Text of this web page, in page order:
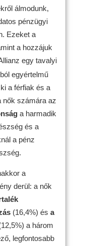
álmodunk,
pénzügyi
Ezeket a
a hozzájuk
egy tavalyi
egyértelmű
a férfiak és a
nők számára az
a harmadik
és a
a pénz
a
derül: a nők
(16,4%) és a
a három
legfontosabb